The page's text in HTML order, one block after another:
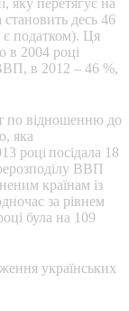
яку перетягує на
становить десь 46
податком). Ця
в 2004 році
в 2012 – 46 %,
по відношенню до
яка
році посідала 18
ВВП
країнам із
за рівнем
була на 109
українських